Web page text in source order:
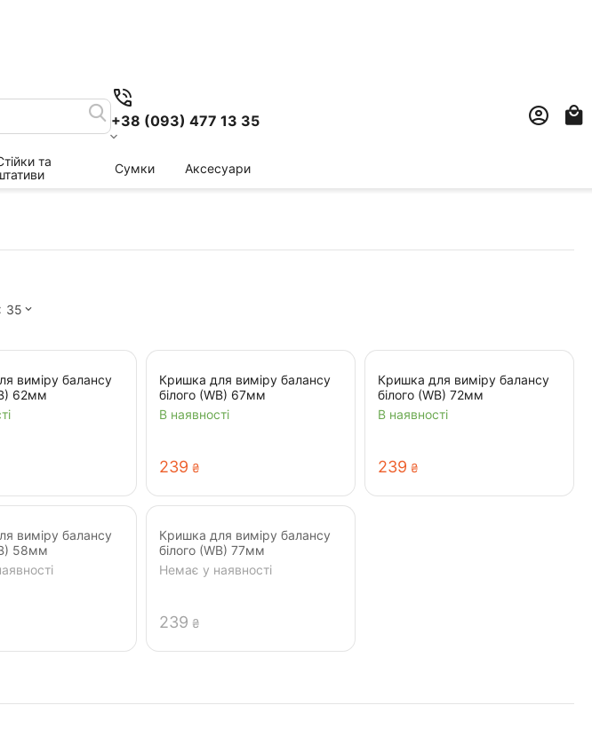
+38 (093) 477 13 35
та
Сумки Аксесуари
35
виміру балансу
62мм
Кришка для виміру балансу
білого (WB) 67мм
В наявності
‍239‍ ₴
Кришка для виміру балансу
білого (WB) 72мм
В наявності
‍239‍ ₴
виміру балансу
58мм
Кришка для виміру балансу
білого (WB) 77мм
Немає у наявності
‍239‍ ₴